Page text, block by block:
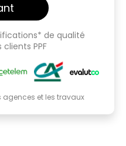
de qualité
PPF
agences et les travaux